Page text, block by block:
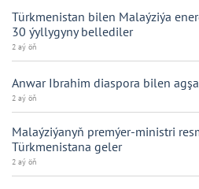
Türkmenistan bilen Malaýziýa
30 ýyllygyny bellediler
2 aý öň
Anwar Ibrahim diaspora bilen
2 aý öň
Malaýziýanyň premýer-ministri
Türkmenistana geler
2 aý öň